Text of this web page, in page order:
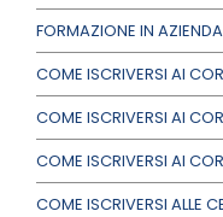
FORMAZIONE IN AZIENDA
COME ISCRIVERSI AI
COME ISCRIVERSI AI
COME ISCRIVERSI AI
COME ISCRIVERSI ALLE